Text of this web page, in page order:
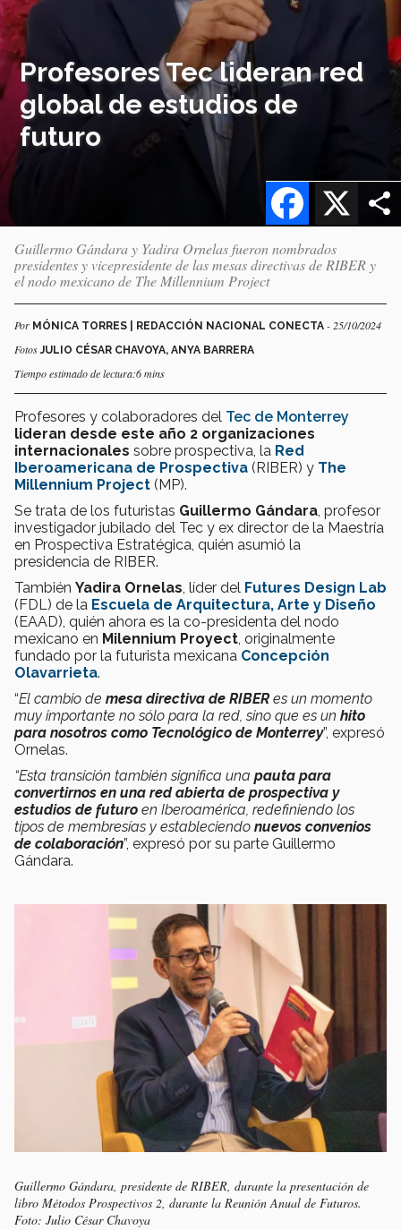
Profesores Tec lideran red
global de estudios de
futuro
X
Facebook
Guillermo Gándara y Yadira Ornelas fueron nombrados
presidentes y vicepresidente de las mesas directivas de RIBER y
el nodo mexicano de The Millennium Project
Por MÓNICA TORRES | REDACCIÓN NACIONAL CONECTA - 25/10/2024
FotosJULIO CÉSAR CHAVOYA, ANYA BARRERA
Tiempo estimado de lectura:6 mins
Profesores y colaboradores del Tec de Monterrey
lideran desde este año 2 organizaciones
internacionales sobre prospectiva, la Red
Iberoamericana de Prospectiva (RIBER) y The
Millennium Project (MP).
Se trata de los futuristas Guillermo Gándara , profesor
investigador jubilado del Tec y ex director de la Maestría
en Prospectiva Estratégica, quién asumió la
presidencia de RIBER.
También Yadira Ornelas , líder del Futures Design Lab
(FDL) de la Escuela de Arquitectura, Arte y Diseño
(EAAD), quién ahora es la co-presidenta del nodo
mexicano en Milennium Proyect , originalmente
fundado por la futurista mexicana Concepción
Olavarrieta.
“El cambio de mesa directiva de RIBER es un momento
muy importante no sólo para la red, sino que es un hito
para nosotros como Tecnológico de Monterrey”, expresó
Ornelas.
“Esta transición también significa una pauta para
convertirnos en una red abierta de prospectiva y
estudios de futuro en Iberoamérica, redefiniendo los
tipos de membresías y estableciendo nuevos convenios
de colaboración”, expresó por su parte Guillermo
Gándara.
Guillermo Gándara, presidente de RIBER, durante la presentación de
libro Métodos Prospectivos 2, durante la Reunión Anual de Futuros.
Foto: Julio César Chavoya